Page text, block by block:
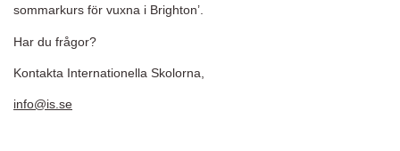
sommarkurs för vuxna i Brighton’.
Har du frågor?
Kontakta Internationella Skolorna,
info@is.se